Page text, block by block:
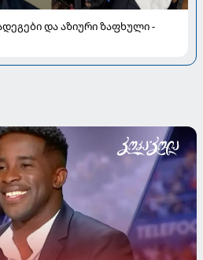
და აზიური ზაფხული -